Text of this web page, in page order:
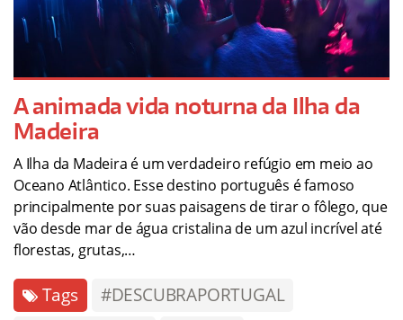
A animada vida noturna da Ilha da
Madeira
A Ilha da Madeira é um verdadeiro refúgio em meio ao
Oceano Atlântico. Esse destino português é famoso
principalmente por suas paisagens de tirar o fôlego, que
vão desde mar de água cristalina de um azul incrível até
florestas, grutas,…
Tags
#DESCUBRAPORTUGAL